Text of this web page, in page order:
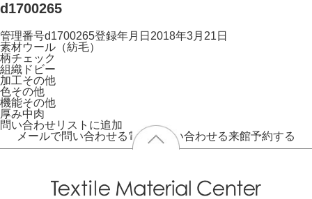
d1700265
管理番号d1700265登録年月日 2018年3月21日
素材ウール（紡毛）
柄チェック
組織 ドビー
加工その他
色その他
機能その他
厚み中肉
問い合わせリストに追加
メールで問い合わせる電話で問い合わせる来館予約する